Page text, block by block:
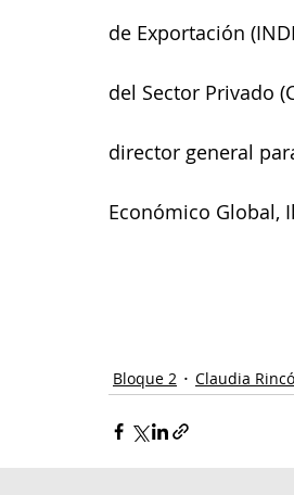
de Exportación
del Sector Privado
director general
Económico Global,
Bloque 2 Claudia